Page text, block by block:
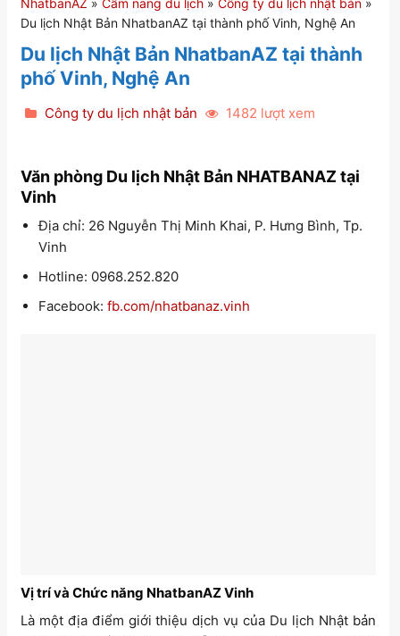
Du lịch Nhật Bản NhatbanAZ tại thành phố Vinh, Nghệ An
Du lịch Nhật Bản NhatbanAZ tại thành
phố Vinh, Nghệ An
Công ty du lịch nhật bản 1482 lượt xem
Văn phòng Du lịch Nhật Bản NHATBANAZ tại
Vinh
Địa chỉ: 26 Nguyễn Thị Minh Khai, P. Hưng Bình, Tp.
Vinh
Hotline: 0968.252.820
Facebook: fb.com/nhatbanaz.vinh
Vị trí và Chức năng NhatbanAZ Vinh
Là một địa điểm giới thiệu dịch vụ của Du lịch Nhật bản